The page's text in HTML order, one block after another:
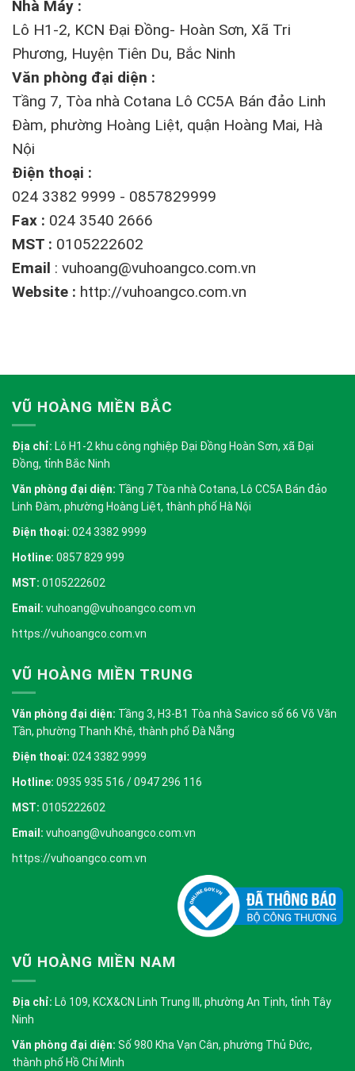
Nhà Máy :
Lô H1-2, KCN Đại Đồng- Hoàn Sơn, Xã Tri
Phương, Huyện Tiên Du, Bắc Ninh
Văn phòng đại diện :
Tầng 7, Tòa nhà Cotana Lô CC5A Bán đảo Linh
Đàm, phường Hoàng Liệt, quận Hoàng Mai, Hà
Nội
Điện thoại :
024 3382 9999 - 0857829999
Fax : 024 3540 2666
MST : 0105222602
Email : vuhoang@vuhoangco.com.vn
Website : http://vuhoangco.com.vn
VŨ HOÀNG MIỀN BẮC
Địa chỉ: Lô H1-2 khu công nghiệp Đại Đồng Hoàn Sơn, xã Đại
Đồng, tỉnh Bắc Ninh
Văn phòng đại diện: Tầng 7 Tòa nhà Cotana, Lô CC5A Bán đảo
Linh Đàm, phường Hoàng Liệt, thành phố Hà Nội
Điện thoại: 024 3382 9999
Hotline: 0857 829 999
MST: 0105222602
Email: vuhoang@vuhoangco.com.vn
https://vuhoangco.com.vn
VŨ HOÀNG MIỀN TRUNG
Văn phòng đại diện: Tầng 3, H3-B1 Tòa nhà Savico số 66 Võ Văn
Tần, phường Thanh Khê, thành phố Đà Nẵng
Điện thoại: 024 3382 9999
Hotline: 0935 935 516 / 0947 296 116
MST: 0105222602
Email: vuhoang@vuhoangco.com.vn
https://vuhoangco.com.vn
VŨ HOÀNG MIỀN NAM
Địa chỉ: Lô 109, KCX&CN Linh Trung III, phường An Tịnh, tỉnh Tây
Ninh
Văn phòng đại diện: Số 980 Kha Vạn Cân, phường Thủ Đức,
thành phố Hồ Chí Minh